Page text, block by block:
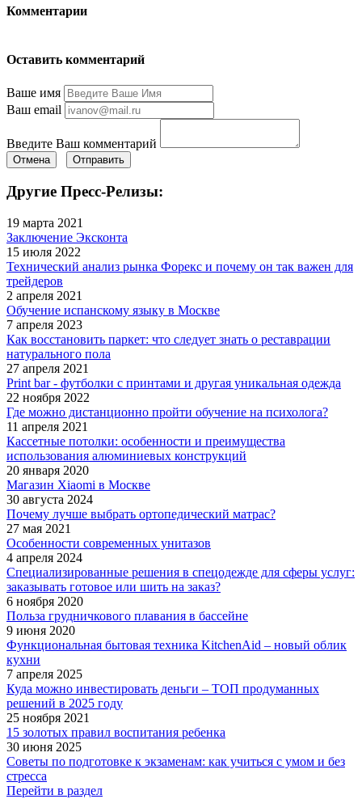
Комментарии
Оставить комментарий
Ваше имя
Ваш email
Введите Ваш комментарий
Отмена Отправить
Другие Пресс-Релизы:
19 марта 2021
Заключение Эксконта
15 июля 2022
Технический анализ рынка Форекс и почему он так важен для
трейдеров
2 апреля 2021
Обучение испанскому языку в Москве
7 апреля 2023
Как восстановить паркет: что следует знать о реставрации
натурального пола
27 апреля 2021
Print bar - футболки с принтами и другая уникальная одежда
22 ноября 2022
Где можно дистанционно пройти обучение на психолога?
11 апреля 2021
Кассетные потолки: особенности и преимущества
использования алюминиевых конструкций
20 января 2020
Магазин Xiaomi в Москве
30 августа 2024
Почему лучше выбрать ортопедический матрас?
27 мая 2021
Особенности современных унитазов
4 апреля 2024
Специализированные решения в спецодежде для сферы услуг:
заказывать готовое или шить на заказ?
6 ноября 2020
Польза грудничкового плавания в бассейне
9 июня 2020
Функциональная бытовая техника KitchenAid – новый облик
кухни
7 апреля 2025
Куда можно инвестировать деньги – ТОП продуманных
решений в 2025 году
25 ноября 2021
15 золотых правил воспитания ребенка
30 июня 2025
Советы по подготовке к экзаменам: как учиться с умом и без
стресса
Перейти в раздел